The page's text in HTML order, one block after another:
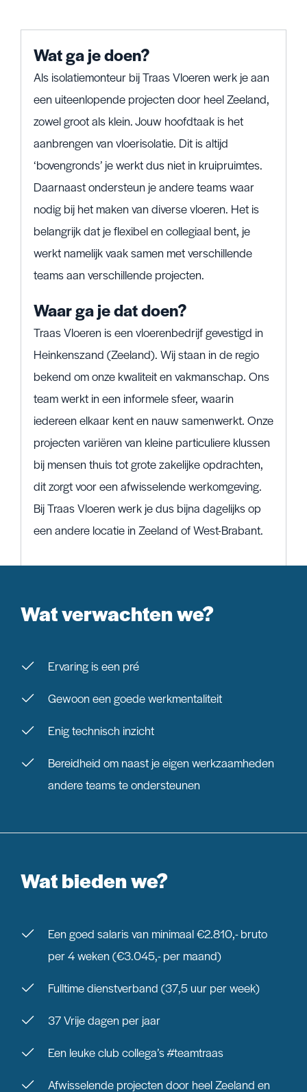
Wat ga je doen?
Als isolatiemonteur bij Traas Vloeren werk je aan
een uiteenlopende projecten door heel Zeeland,
zowel groot als klein. Jouw hoofdtaak is het
aanbrengen van vloerisolatie. Dit is altijd
‘bovengronds’ je werkt dus niet in kruipruimtes.
Daarnaast ondersteun je andere teams waar
nodig bij het maken van diverse vloeren. Het is
belangrijk dat je flexibel en collegiaal bent, je
werkt namelijk vaak samen met verschillende
teams aan verschillende projecten.
Waar ga je dat doen?
Traas Vloeren is een vloerenbedrijf gevestigd in
Heinkenszand (Zeeland). Wij staan in de regio
bekend om onze kwaliteit en vakmanschap. Ons
team werkt in een informele sfeer, waarin
iedereen elkaar kent en nauw samenwerkt. Onze
projecten variëren van kleine particuliere klussen
bij mensen thuis tot grote zakelijke opdrachten,
dit zorgt voor een afwisselende werkomgeving.
Bij Traas Vloeren werk je dus bijna dagelijks op
een andere locatie in Zeeland of West-Brabant.
Wat verwachten we?
Ervaring is een pré
Gewoon een goede werkmentaliteit
Enig technisch inzicht
Bereidheid om naast je eigen werkzaamheden
andere teams te ondersteunen
Wat bieden we?
Een goed salaris van minimaal €2.810,- bruto
per 4 weken (€3.045,- per maand)
Fulltime dienstverband (37,5 uur per week)
37 Vrije dagen per jaar
Een leuke club collega’s #teamtraas
Afwisselende projecten door heel Zeeland en